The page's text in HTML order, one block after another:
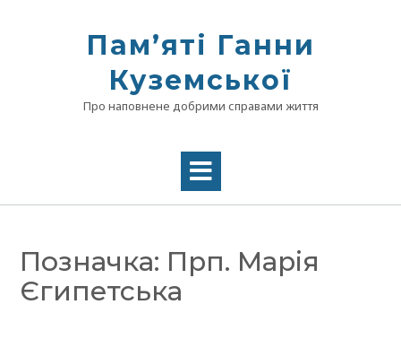
Памʼяті Ганни
Куземської
Про наповнене добрими справами життя
Позначка: Прп. Марія
Єгипетська